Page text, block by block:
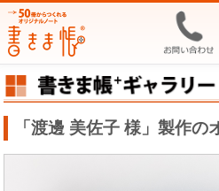
「渡邊 美佐子 様」製作の